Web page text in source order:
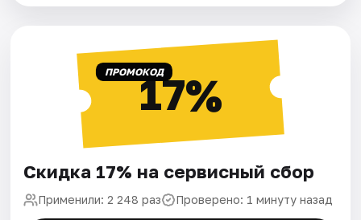
ПРОМОКОД17%
Скидка 17% на сервисный сбор
Применили: 2 248 раз Проверено: 1 минуту назад